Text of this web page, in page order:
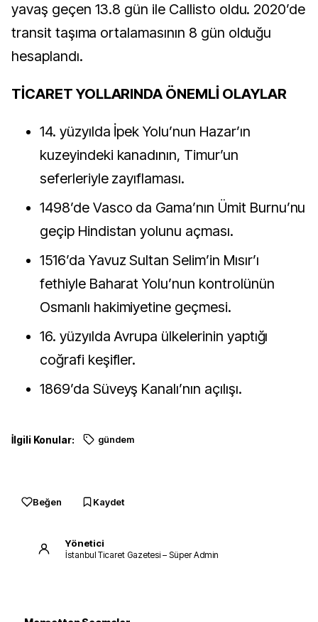
yavaş geçen 13.8 gün ile Callisto oldu. 2020’de
transit taşıma ortalamasının 8 gün olduğu
hesaplandı.
TİCARET YOLLARINDA ÖNEMLİ OLAYLAR
14. yüzyılda İpek Yolu’nun Hazar’ın
kuzeyindeki kanadının, Timur’un
seferleriyle zayıflaması.
1498’de Vasco da Gama’nın Ümit Burnu’nu
geçip Hindistan yolunu açması.
1516’da Yavuz Sultan Selim’in Mısır’ı
fethiyle Baharat Yolu’nun kontrolünün
Osmanlı hakimiyetine geçmesi.
16. yüzyılda Avrupa ülkelerinin yaptığı
coğrafi keşifler.
1869’da Süveyş Kanalı’nın açılışı.
İlgili Konular: gündem
Beğen Kaydet
Yönetici
İstanbul Ticaret Gazetesi – Süper Admin